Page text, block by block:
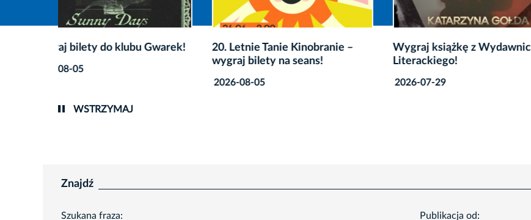
20. Letnie Tanie Kinobranie –
Wygraj książkę z Wydawnictwa
Literackiego!
2026-07-29
Wygraj książki
Filia!
2026-07-29
WSTRZYMAJ
Znajdź
Szukana fraza: Publikacja od: